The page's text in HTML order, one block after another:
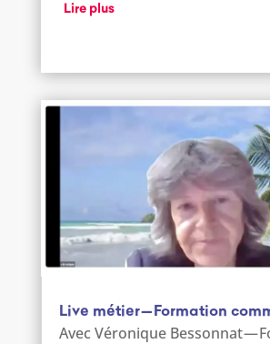
Lire plus
Live métier — Formation
Avec Véronique Bessonnat —